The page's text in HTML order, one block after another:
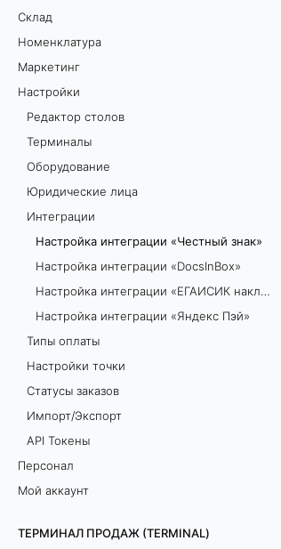
Склад
Номенклатура
Маркетинг
Настройки
Редактор столов
Терминалы
Оборудование
Юридические лица
Интеграции
Настройка интеграции «Честный знак»
Настройка интеграции «DocsInBox»
Настройка интеграции «ЕГАИСИК накладные»
Настройка интеграции «Яндекс Пэй»
Типы оплаты
Настройки точки
Статусы заказов
Импорт/Экспорт
API Токены
Персонал
Мой аккаунт
ТЕРМИНАЛ ПРОДАЖ (TERMINAL)